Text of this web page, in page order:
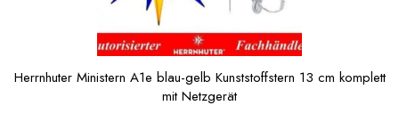
Herrnhuter Ministern A1e blau-gelb Kunststoffstern 13 cm komplett
mit Netzgerät